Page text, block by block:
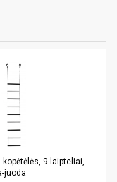
kopėtėlės, 9 laipteliai,
juoda